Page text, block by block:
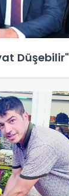
Düşebilir"